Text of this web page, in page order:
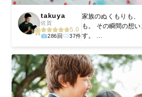
takuya
佐賀
5.0
286回 37件
家族のぬくもりも、
も。 その瞬間の想
す。 ...